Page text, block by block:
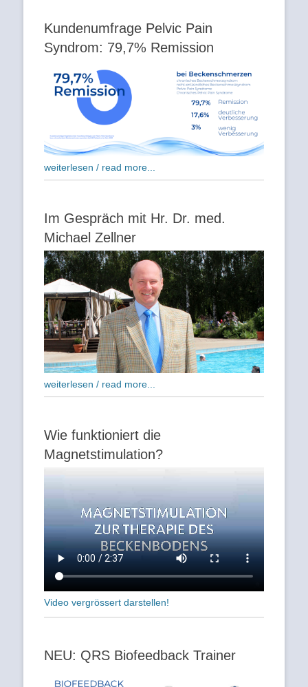
Kundenumfrage Pelvic Pain
Syndrom: 79,7% Remission
weiterlesen / read more...
Im Gespräch mit Hr. Dr. med.
Michael Zellner
weiterlesen / read more...
Wie funktioniert die
Magnetstimulation?
Video vergrössert darstellen!
NEU: QRS Biofeedback Trainer